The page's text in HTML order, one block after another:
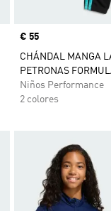
Precio
€ 55
CHÁNDAL MANGA
PETRONAS
Niños Performance
2 colores
Añadir a la lista de